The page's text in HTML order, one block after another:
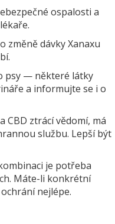
ospalosti a
změně dávky Xanaxu
psy — některé látky
a informujte se i o
CBD ztrácí vědomí, má
službu. Lepší být
je potřeba
Máte-li konkrétní
nejlépe.